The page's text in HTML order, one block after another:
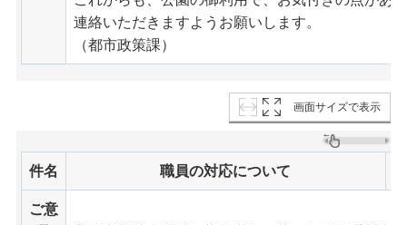
連絡いただきますようお願いします。
（都市政策課）
画面サイズで表示
件名 職員の対応について
ご意